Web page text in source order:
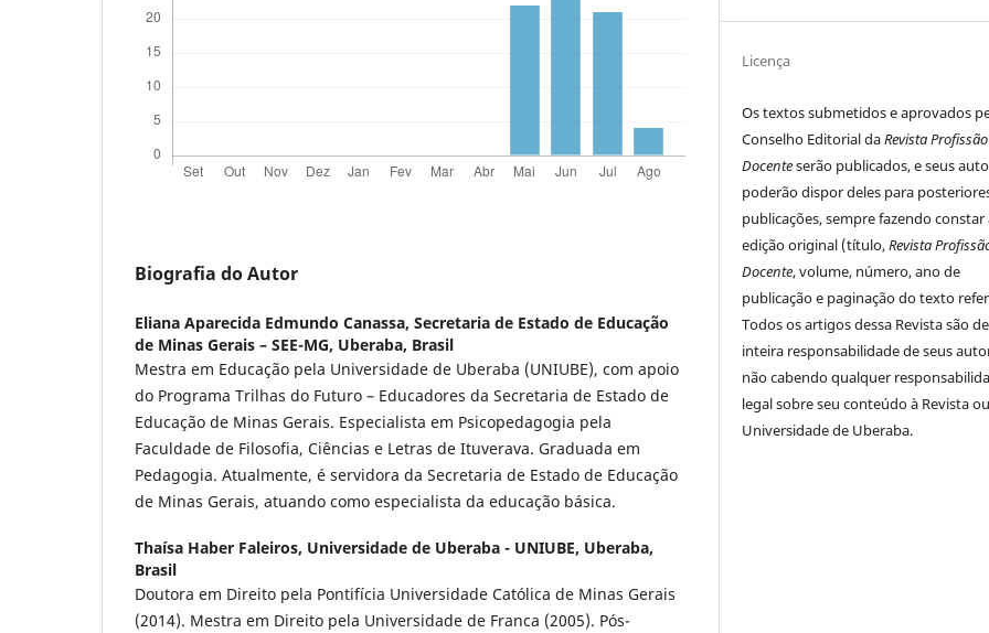
Biografia do Autor
Eliana Aparecida Edmundo Canassa, Secretaria de Estado de Educação
de Minas Gerais – SEE-MG, Uberaba, Brasil
Mestra em Educação pela Universidade de Uberaba (UNIUBE), com apoio
do Programa Trilhas do Futuro – Educadores da Secretaria de Estado de
Educação de Minas Gerais. Especialista em Psicopedagogia pela
Faculdade de Filosofia, Ciências e Letras de Ituverava. Graduada em
Pedagogia. Atualmente, é servidora da Secretaria de Estado de Educação
de Minas Gerais, atuando como especialista da educação básica.
Thaísa Haber Faleiros, Universidade de Uberaba - UNIUBE, Uberaba,
Brasil
Doutora em Direito pela Pontifícia Universidade Católica de Minas Gerais
(2014). Mestra em Direito pela Universidade de Franca (2005). Pós-
Licença
Os textos submetidos e aprovados
Conselho Editorial daRevista Profissão
Docenteserão publicados, e seus
poderão dispor deles para
publicações, sempre fazendo constar
edição original (título,Revista
Docente, volume, número, ano de
publicação e paginação do texto
Todos os artigos dessa Revista são de
inteira responsabilidade de seus
não cabendo qualquer
legal sobre seu conteúdo à Revista
Universidade de Uberaba.